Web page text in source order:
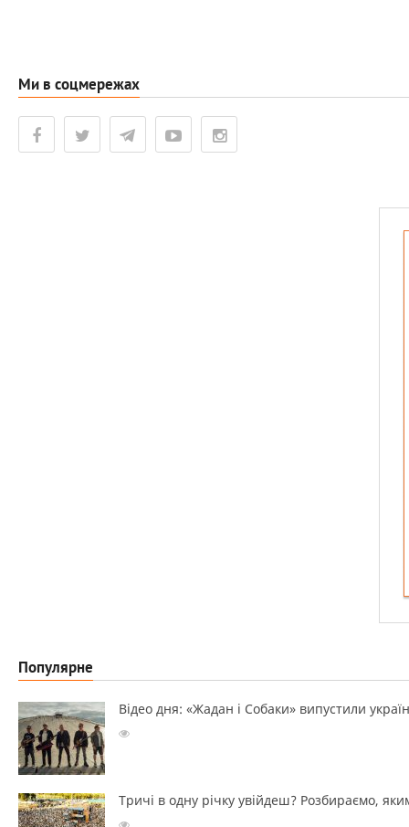
Ми в соцмережах
Популярне
Відео дня: «Жадан і Собаки» випустили
Тричі в одну річку увійдеш? Розбираємо,